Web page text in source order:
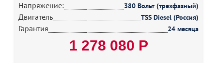
Напряжение: 380 Вольт (трехфазный)
Двигатель TSS Diesel (Россия)
Гарантия 24 месяца
1 278 080 Р